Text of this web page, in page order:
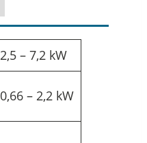
2,5 – 7,2 kW
0,66 – 2,2 kW